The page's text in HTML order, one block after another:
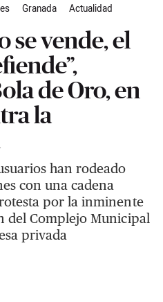
Granada Actualidad
se vende, el
de Oro, en
la
han rodeado
con una cadena
por la inminente
del Complejo Municipal
privada